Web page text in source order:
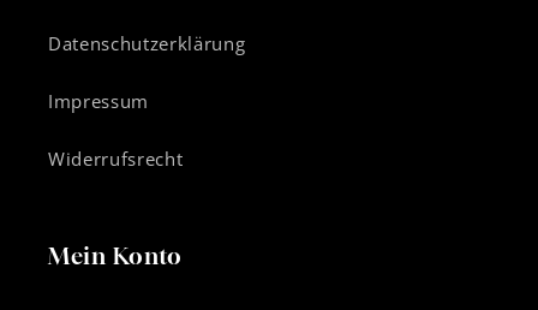
Datenschutzerklärung
Impressum
Widerrufsrecht
Mein Konto